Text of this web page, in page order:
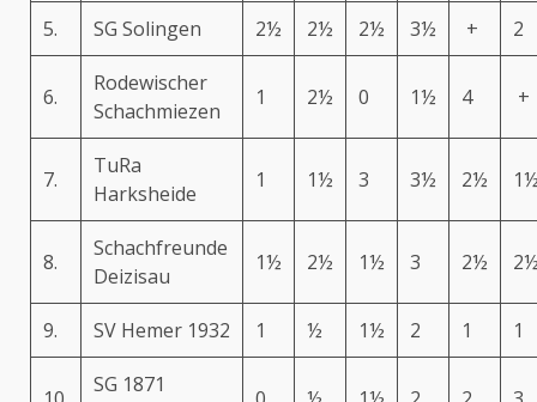
5. SG Solingen 2½ 2½ 2½ 3½ + 2
6.
Rodewischer
Schachmiezen
1 2½ 0 1½ 4 +
7.
TuRa
Harksheide
1 1½ 3 3½ 2½
8.
Schachfreunde
Deizisau
1½ 2½ 1½ 3 2½
9. SV Hemer 1932 1 ½ 1½ 2 1 1
SG 1871